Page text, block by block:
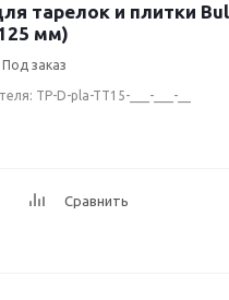
тарелок и плитки
мм)
Под заказ
TP-D-pla-TT15-___-___-__
Сравнить